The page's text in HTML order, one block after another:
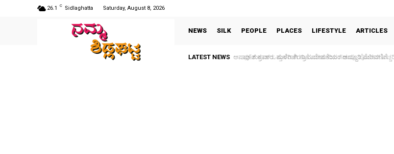
26.1 C Sidlaghatta Saturday, August 8, 2026
NEWS SILK PEOPLE PLACES LIFESTYLE ARTICLES
LATEST NEWS ಫುಟ್‌ ಪಾತ್ ಒತ್ತುವರಿ ತೆರವಿಗೆ ಎರಡು ದಿನ ಗಡುವು: ಪೊಲೀಸ್ ಎಚ್ಚರಿಕೆ